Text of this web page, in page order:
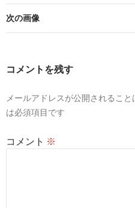
次の画像
コメントを残す
メールアドレスが公開されること
は必須項目です
コメント ※